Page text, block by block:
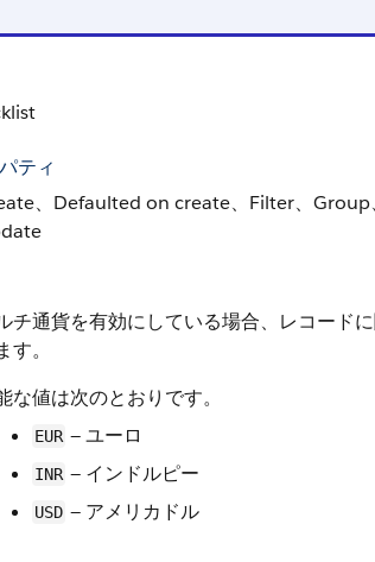
ティ
、Defaulted on create、Filter、Group
チ通貨を有効にしている場合、レコード
す。
な値は次のとおりです。
EUR — ユーロ
INR — インドルピー
USD — アメリカドル